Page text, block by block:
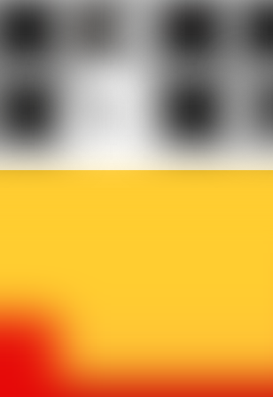
nationalede
PremièreVif